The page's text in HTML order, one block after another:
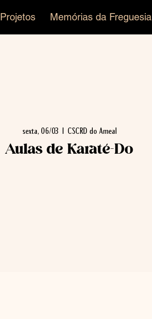
Projetos Memórias da Freguesia
sexta, 06/03
  |
CSCRD do Ameal
Aulas de Karaté-Do